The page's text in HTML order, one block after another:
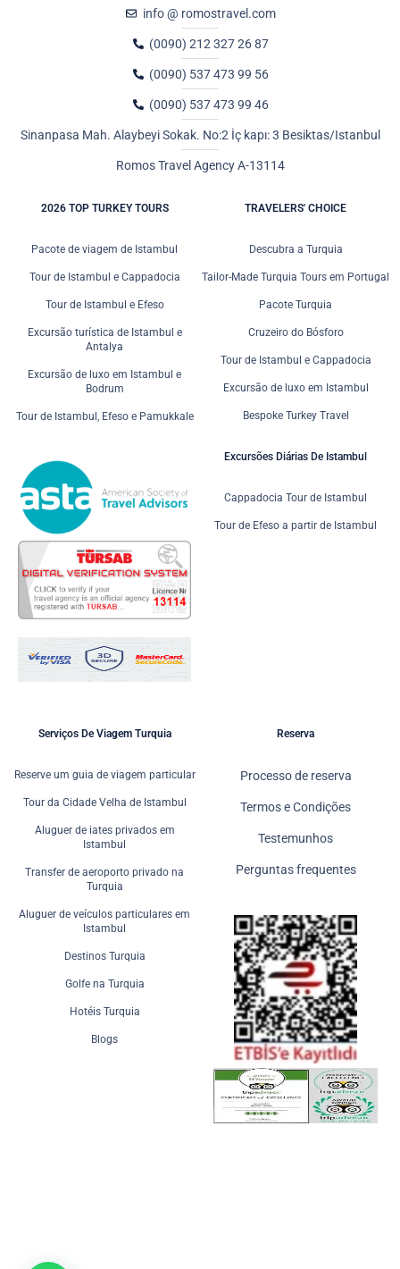
info @ romostravel.com
(0090) 212 327 26 87
(0090) 537 473 99 56
(0090) 537 473 99 46
Sinanpasa Mah. Alaybeyi Sokak. No:2 İç kapı: 3 Besiktas/Istanbul
Romos Travel Agency A-13114
2026 TOP TURKEY TOURS
Pacote de viagem de Istambul
Tour de Istambul e Cappadocia
Tour de Istambul e Efeso
Excursão turística de Istambul e
Antalya
Excursão de luxo em Istambul e
Bodrum
Tour de Istambul, Efeso e Pamukkale
TRAVELERS' CHOICE
Descubra a Turquia
Tailor-Made Turquia Tours em Portugal
Pacote Turquia
Cruzeiro do Bósforo
Tour de Istambul e Cappadocia
Excursão de luxo em Istambul
Bespoke Turkey Travel
Excursões Diárias De Istambul
Cappadocia Tour de Istambul
Tour de Efeso a partir de Istambul
Serviços De Viagem Turquia
Reserve um guia de viagem particular
Tour da Cidade Velha de Istambul
Aluguer de iates privados em
Istambul
Transfer de aeroporto privado na
Turquia
Aluguer de veículos particulares em
Istambul
Destinos Turquia
Golfe na Turquia
Hotéis Turquia
Blogs
Reserva
Processo de reserva
Termos e Condições
Testemunhos
Perguntas frequentes